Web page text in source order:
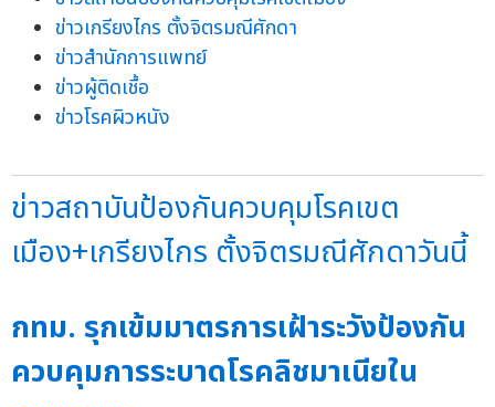
ข่าวเกรียงไกร ตั้งจิตรมณีศักดา
ข่าวสำนักการแพทย์
ข่าวผู้ติดเชื้อ
ข่าวโรคผิวหนัง
ข่าวสถาบันป้องกันควบคุมโรคเขต
เมือง+เกรียงไกร ตั้งจิตรมณีศักดาวันนี้
กทม. รุกเข้มมาตรการเฝ้าระวังป้องกัน
ควบคุมการระบาดโรคลิชมาเนียใน